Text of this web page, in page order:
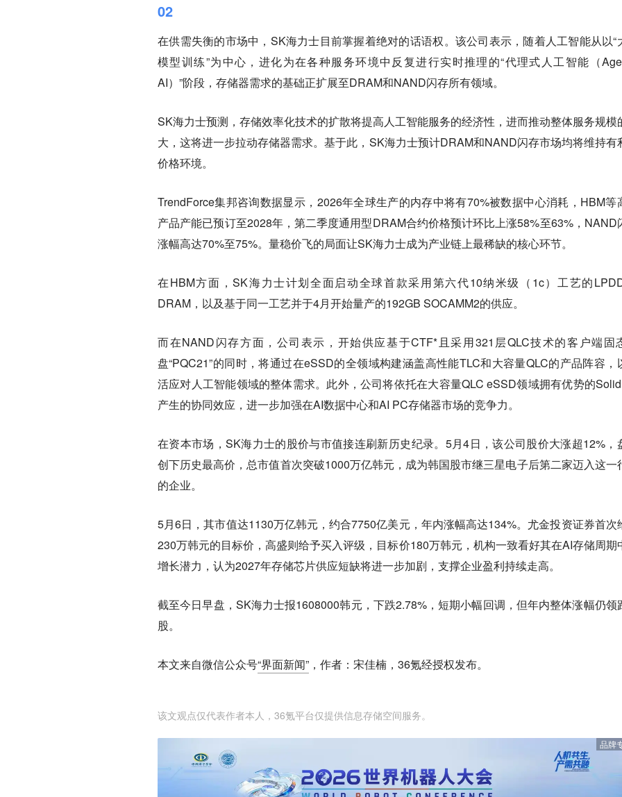
02
在供需失衡的市场中，SK海力士目前掌握着绝对的话语权。该公司表示，随着人工智能从以“
模型训练”为中心，进化为在各种服务环境中反复进行实时推理的“代理式人工智能（
AI）”阶段，存储器需求的基础正扩展至DRAM和NAND闪存所有领域。
SK海力士预测，存储效率化技术的扩散将提高人工智能服务的经济性，进而推动整体服务规模
大，这将进一步拉动存储器需求。基于此，SK海力士预计DRAM和NAND闪存市场均将维持有
价格环境。
TrendForce集邦咨询数据显示，2026年全球生产的内存中将有70%被数据中心消耗，HBM等
产品产能已预订至2028年，第二季度通用型DRAM合约价格预计环比上涨58%至63%，NAND
涨幅高达70%至75%。量稳价飞的局面让SK海力士成为产业链上最稀缺的核心环节。
在HBM方面，SK海力士计划全面启动全球首款采用第六代10纳米级（1c）工艺的
DRAM，以及基于同一工艺并于4月开始量产的192GB SOCAMM2的供应。
而在NAND闪存方面，公司表示，开始供应基于CTF*且采用321层QLC技术的客户端固
盘“PQC21”的同时，将通过在eSSD的全领域构建涵盖高性能TLC和大容量QLC的产品阵容，
活应对人工智能领域的整体需求。此外，公司将依托在大容量QLC eSSD领域拥有优势的
产生的协同效应，进一步加强在AI数据中心和AI PC存储器市场的竞争力。
在资本市场，SK海力士的股价与市值接连刷新历史纪录。5月4日，该公司股价大涨超12%，
创下历史最高价，总市值首次突破1000万亿韩元，成为韩国股市继三星电子后第二家迈入这一
的企业。
5月6日，其市值达1130万亿韩元，约合7750亿美元，年内涨幅高达134%。尤金投资证券首次
230万韩元的目标价，高盛则给予买入评级，目标价180万韩元，机构一致看好其在AI存储周期
增长潜力，认为2027年存储芯片供应短缺将进一步加剧，支撑企业盈利持续走高。
截至今日早盘，SK海力士报1608000韩元，下跌2.78%，短期小幅回调，但年内整体涨幅仍领
股。
本文来自微信公众号“界面新闻” ，作者：宋佳楠，36氪经授权发布。
该文观点仅代表作者本人，36氪平台仅提供信息存储空间服务。
品牌